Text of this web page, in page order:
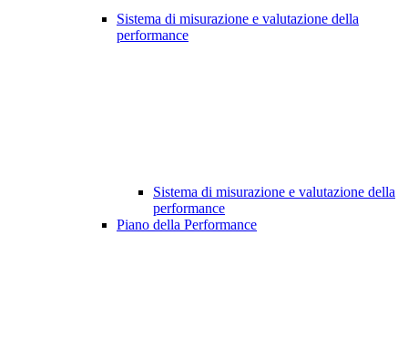
Sistema di misurazione e valutazione della
performance
Sistema di misurazione e valutazione della
performance
Piano della Performance